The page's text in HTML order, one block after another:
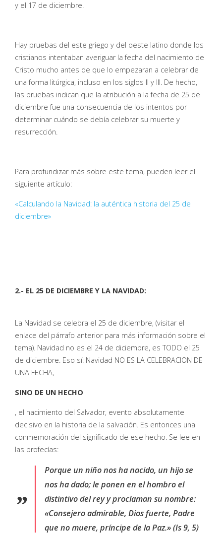
y el 17 de diciembre.
Hay pruebas del este griego y del oeste latino donde los
cristianos intentaban averiguar la fecha del nacimiento de
Cristo mucho antes de que lo empezaran a celebrar de
una forma litúrgica, incluso en los siglos II y III. De hecho,
las pruebas indican que la atribución a la fecha de 25 de
diciembre fue una consecuencia de los intentos por
determinar cuándo se debía celebrar su muerte y
resurrección.
Para profundizar más sobre este tema, pueden leer el
siguiente artículo:
«Calculando la Navidad: la auténtica historia del 25 de
diciembre»
2.- EL 25 DE DICIEMBRE Y LA NAVIDAD:
La Navidad se celebra el 25 de diciembre, (visitar el
enlace del párrafo anterior para más información sobre el
tema). Navidad no es el 24 de diciembre, es TODO el 25
de diciembre. Eso sí: Navidad NO ES LA CELEBRACION DE
UNA FECHA,
SINO DE UN HECHO
, el nacimiento del Salvador, evento absolutamente
decisivo en la historia de la salvación. Es entonces una
conmemoración del significado de ese hecho. Se lee en
las profecías:
Porque un niño nos ha nacido, un hijo se
nos ha dado; le ponen en el hombro el
distintivo del rey y proclaman su nombre:
«Consejero admirable, Dios fuerte, Padre
que no muere, príncipe de la Paz.» (Is 9, 5)